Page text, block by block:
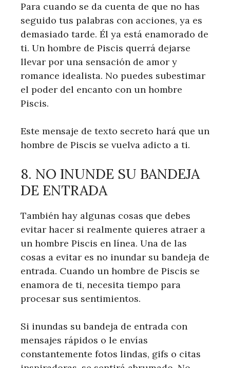
Para cuando se da cuenta de que no has
seguido tus palabras con acciones, ya es
demasiado tarde. Él ya está enamorado de
ti. Un hombre de Piscis querrá dejarse
llevar por una sensación de amor y
romance idealista. No puedes subestimar
el poder del encanto con un hombre
Piscis.
Este mensaje de texto secreto hará que un
hombre de Piscis se vuelva adicto a ti.
8. NO INUNDE SU BANDEJA
DE ENTRADA
También hay algunas cosas que debes
evitar hacer si realmente quieres atraer a
un hombre Piscis en línea. Una de las
cosas a evitar es no inundar su bandeja de
entrada. Cuando un hombre de Piscis se
enamora de ti, necesita tiempo para
procesar sus sentimientos.
Si inundas su bandeja de entrada con
mensajes rápidos o le envías
constantemente fotos lindas, gifs o citas